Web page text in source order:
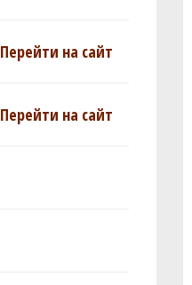
Перейти на сайт
Перейти на сайт